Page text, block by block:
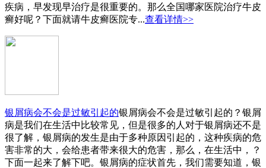
疾病，早发现早治疗是很重要的。那么全国哪家医院治疗牛皮
癣好呢？下面就请牛皮癣医院专...查看详情>>
银屑病会不会是过敏引起的银屑病会不会是过敏引起的？银屑
病是我们在生活中比较常见，但是很多的人对于银屑病还不是
很了解，银屑病的发生是由于多种原因引起的，这种疾病的危
害非常的大，会给患者带来很大的危害，那么，在生活中，？
下面一起来了解下吧。银屑病的症状首先，我们需要知道，银